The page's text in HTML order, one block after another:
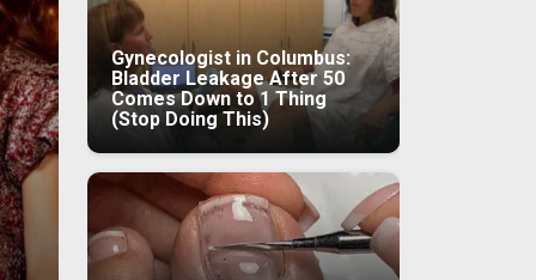
Gynecologist in Columbus:
Bladder Leakage After 50
Comes Down to 1 Thing
(Stop Doing This)